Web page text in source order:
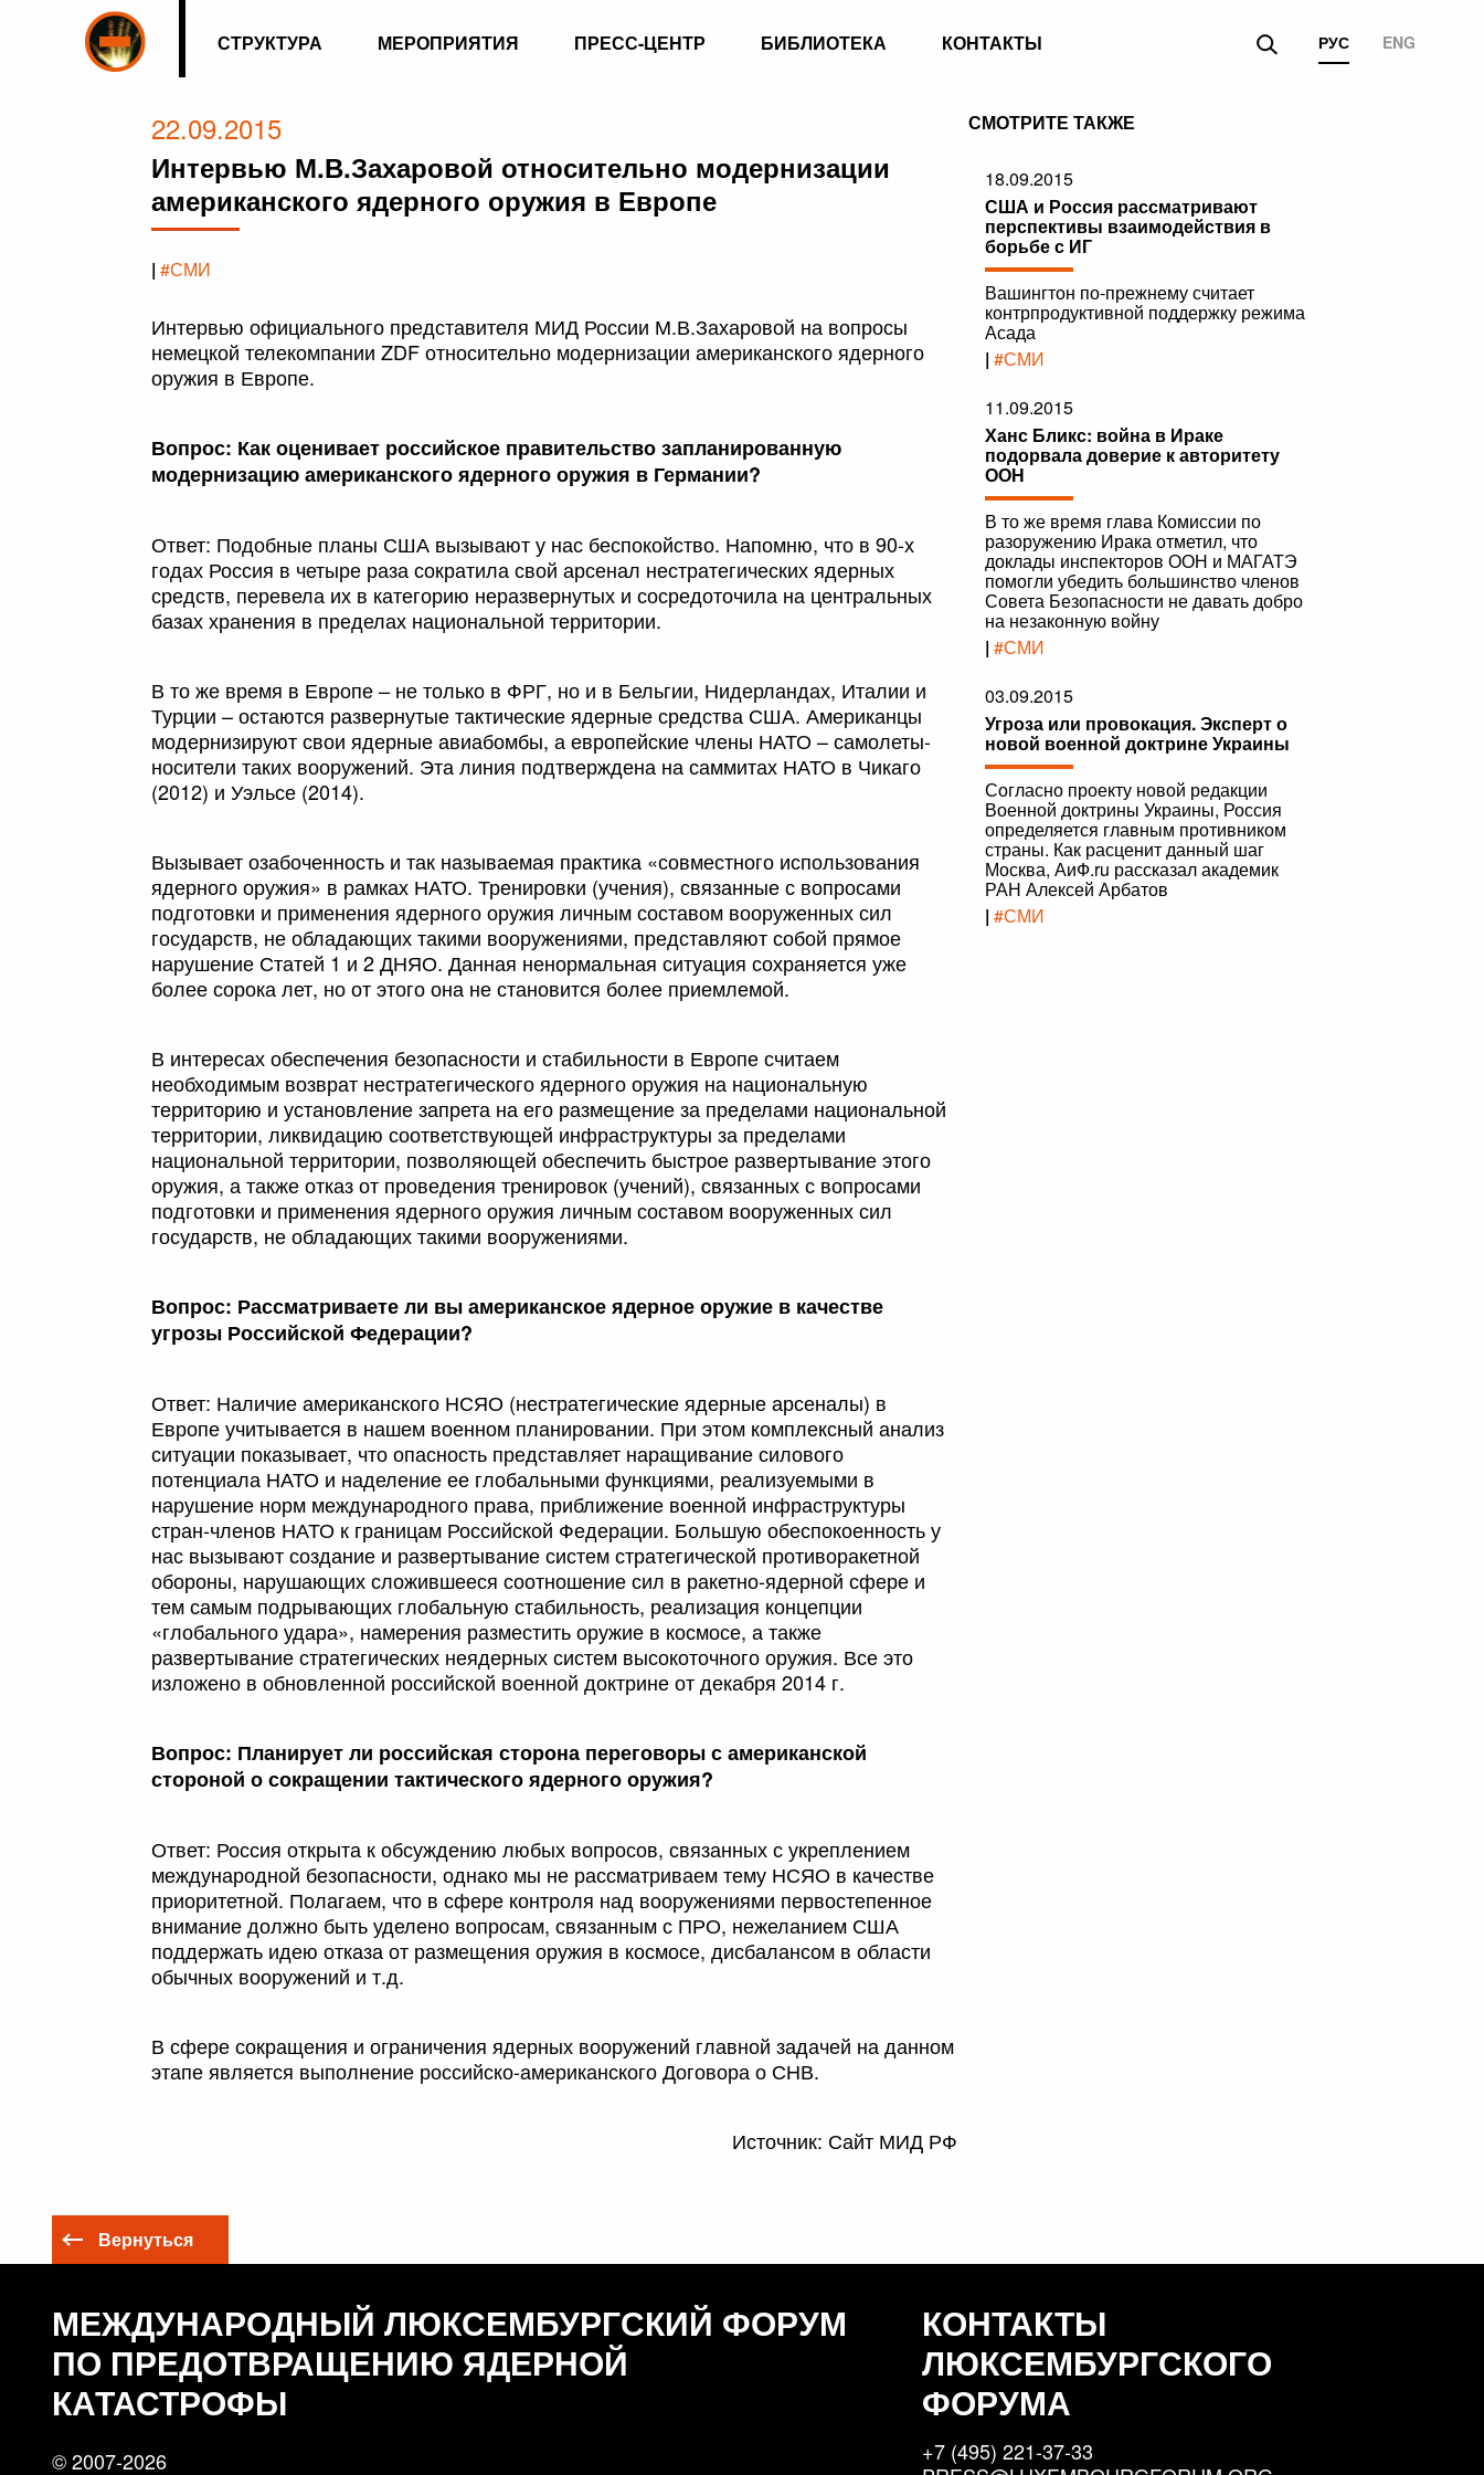
СТРУКТУРА МЕРОПРИЯТИЯ ПРЕСС-ЦЕНТР БИБЛИОТЕКА КОНТАКТЫ РУС ENG
22.09.2015
Интервью М.В.Захаровой относительно модернизации
американского ядерного оружия в Европе
| #СМИ
Интервью официального представителя МИД России М.В.Захаровой на вопросы
немецкой телекомпании ZDF относительно модернизации американского ядерного
оружия в Европе.
Вопрос: Как оценивает российское правительство запланированную
модернизацию американского ядерного оружия в Германии?
Ответ: Подобные планы США вызывают у нас беспокойство. Напомню, что в 90-х
годах Россия в четыре раза сократила свой арсенал нестратегических ядерных
средств, перевела их в категорию неразвернутых и сосредоточила на центральных
базах хранения в пределах национальной территории.
В то же время в Европе – не только в ФРГ, но и в Бельгии, Нидерландах, Италии и
Турции – остаются развернутые тактические ядерные средства США. Американцы
модернизируют свои ядерные авиабомбы, а европейские члены НАТО – самолеты-
носители таких вооружений. Эта линия подтверждена на саммитах НАТО в Чикаго
(2012) и Уэльсе (2014).
Вызывает озабоченность и так называемая практика «совместного использования
ядерного оружия» в рамках НАТО. Тренировки (учения), связанные с вопросами
подготовки и применения ядерного оружия личным составом вооруженных сил
государств, не обладающих такими вооружениями, представляют собой прямое
нарушение Статей 1 и 2 ДНЯО. Данная ненормальная ситуация сохраняется уже
более сорока лет, но от этого она не становится более приемлемой.
В интересах обеспечения безопасности и стабильности в Европе считаем
необходимым возврат нестратегического ядерного оружия на национальную
территорию и установление запрета на его размещение за пределами национальной
территории, ликвидацию соответствующей инфраструктуры за пределами
национальной территории, позволяющей обеспечить быстрое развертывание этого
оружия, а также отказ от проведения тренировок (учений), связанных с вопросами
подготовки и применения ядерного оружия личным составом вооруженных сил
государств, не обладающих такими вооружениями.
Вопрос: Рассматриваете ли вы американское ядерное оружие в качестве
угрозы Российской Федерации?
Ответ: Наличие американского НСЯО (нестратегические ядерные арсеналы) в
Европе учитывается в нашем военном планировании. При этом комплексный анализ
ситуации показывает, что опасность представляет наращивание силового
потенциала НАТО и наделение ее глобальными функциями, реализуемыми в
нарушение норм международного права, приближение военной инфраструктуры
стран-членов НАТО к границам Российской Федерации. Большую обеспокоенность у
нас вызывают создание и развертывание систем стратегической противоракетной
обороны, нарушающих сложившееся соотношение сил в ракетно-ядерной сфере и
тем самым подрывающих глобальную стабильность, реализация концепции
«глобального удара», намерения разместить оружие в космосе, а также
развертывание стратегических неядерных систем высокоточного оружия. Все это
изложено в обновленной российской военной доктрине от декабря 2014 г.
Вопрос: Планирует ли российская сторона переговоры с американской
стороной о сокращении тактического ядерного оружия?
Ответ: Россия открыта к обсуждению любых вопросов, связанных с укреплением
международной безопасности, однако мы не рассматриваем тему НСЯО в качестве
приоритетной. Полагаем, что в сфере контроля над вооружениями первостепенное
внимание должно быть уделено вопросам, связанным с ПРО, нежеланием США
поддержать идею отказа от размещения оружия в космосе, дисбалансом в области
обычных вооружений и т.д.
В сфере сокращения и ограничения ядерных вооружений главной задачей на данном
этапе является выполнение российско-американского Договора о СНВ.
Источник: Сайт МИД РФ
СМОТРИТЕ ТАКЖЕ
18.09.2015
США и Россия рассматривают
перспективы взаимодействия в
борьбе с ИГ
Вашингтон по-прежнему считает
контрпродуктивной поддержку режима
Асада
| #СМИ
11.09.2015
Ханс Бликс: война в Ираке
подорвала доверие к авторитету
ООН
В то же время глава Комиссии по
разоружению Ирака отметил, что
доклады инспекторов ООН и МАГАТЭ
помогли убедить большинство членов
Совета Безопасности не давать добро
на незаконную войну
| #СМИ
03.09.2015
Угроза или провокация. Эксперт о
новой военной доктрине Украины
Согласно проекту новой редакции
Военной доктрины Украины, Россия
определяется главным противником
страны. Как расценит данный шаг
Москва, АиФ.ru рассказал академик
РАН Алексей Арбатов
| #СМИ
Вернуться
МЕЖДУНАРОДНЫЙ ЛЮКСЕМБУРГСКИЙ ФОРУМ
ПО ПРЕДОТВРАЩЕНИЮ ЯДЕРНОЙ
КАТАСТРОФЫ
КОНТАКТЫ
ЛЮКСЕМБУРГСКОГО
ФОРУМА
+7 (495) 221-37-33
© 2007-2026